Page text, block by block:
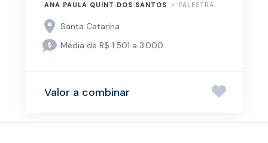
ANA PAULA QUINT DOS SANTOS PALESTRA
Santa Catarina
Média de R$ 1.501 a 3.000
Valor a combinar